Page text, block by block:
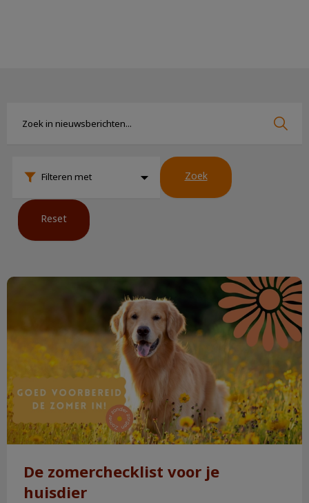
Filteren met Zoek
Reset
De zomerchecklist voor je huisdier
De zomerchecklist voor je
huisdier